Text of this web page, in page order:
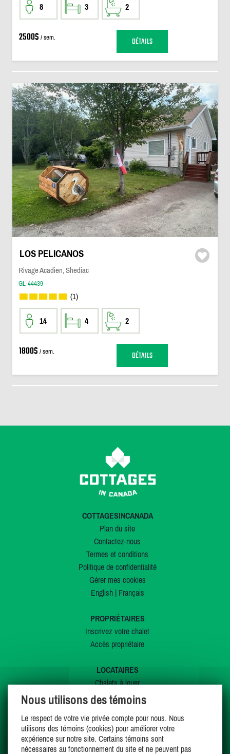
8 3 2
2500$ / sem. DÉTAILS
LOS PELICANOS
Rivage Acadien, Shediac
GL-44439
(1)
14 4 2
1800$ / sem. DÉTAILS
COTTAGESINCANADA
Plan du site
Contactez-nous
Termes et conditions
Politique de confidentialité
Gérer mes cookies
English| Français
PROPRIÉTAIRES
Inscrivez votre chalet
Accès propriétaire
LOCATAIRES
Chalets à louer
Chalets à vendre
Offres spéciales
Mes favoris
Nous utilisons des témoins
Le respect de votre vie privée compte pour nous. Nous
utilisons des témoins (cookies) pour améliorer votre
expérience sur notre site. Certains témoins sont
nécessaires au fonctionnement du site et ne peuvent pas